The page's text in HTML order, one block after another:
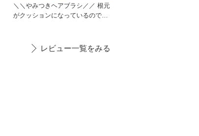
＼＼やみつきヘアブラシ／／ 根元
がクッションになっているので、
レビュー一覧をみる